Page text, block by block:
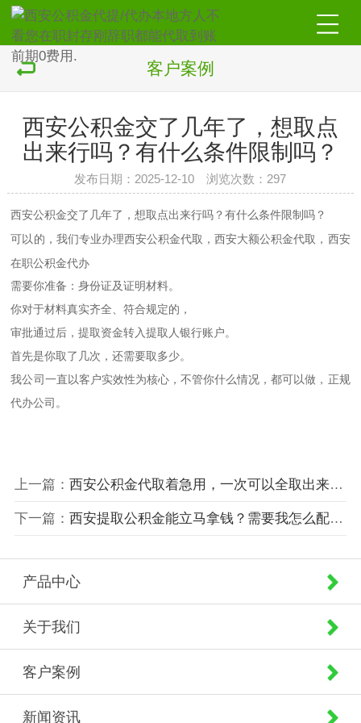
客户案例
西安公积金交了几年了，想取点
出来行吗？有什么条件限制吗？
发布日期：2025-12-10 浏览次数：297
西安公积金交了几年了，想取点出来行吗？有什么条件限制吗？
可以的，我们专业办理西安公积金代取， 西安大额公积金代取， 西安
在职公积金代办
需要你准备：身份证及证明材料。
你对于材料真实齐全、符合规定的，
审批通过后，提取资金转入提取人银行账户。
首先是你取了几次，还需要取多少。
我公司一直以客户实效性为核心，不管你什么情况，都可以做，正规
代办公司。
上一篇： 西安公积金代取着急用，一次可以全取出来吗？
下一篇： 西安提取公积金能立马拿钱？需要我怎么配合啊？
产品中心
关于我们
客户案例
新闻资讯